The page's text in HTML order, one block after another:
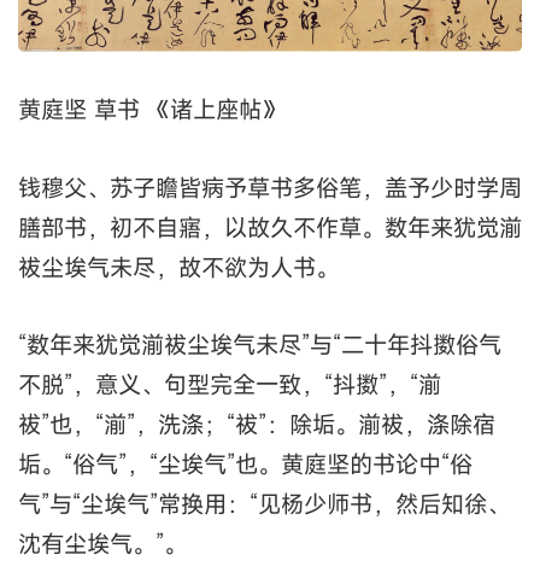
黄庭坚 草书 《诸上座帖》
钱穆父、苏子瞻皆病予草书多俗笔，盖予少时学周
膳部书，初不自寤，以故久不作草。数年来犹觉湔
祓尘埃气未尽，故不欲为人书。
“数年来犹觉湔祓尘埃气未尽”与“二十年抖擞俗气
不脱”，意义、句型完全一致，“抖擞”，“湔
祓”也，“湔”，洗涤；“祓”：除垢。湔祓，涤除宿
垢。“俗气”，“尘埃气”也。黄庭坚的书论中“俗
气”与“尘埃气”常换用：“见杨少师书，然后知徐、
沈有尘埃气。”。